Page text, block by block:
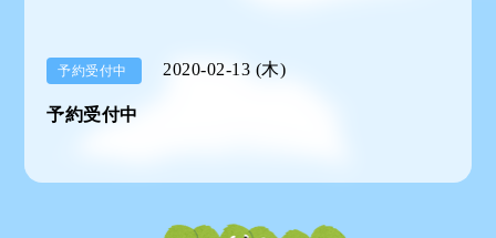
予約受付中 2020-02-13 (木)
予約受付中